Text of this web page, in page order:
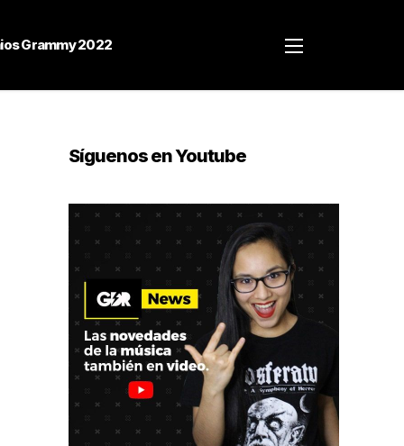
Grammy 2022
Síguenos en Youtube